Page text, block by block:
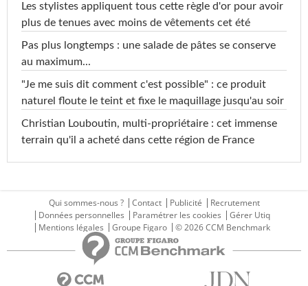
Les stylistes appliquent tous cette règle d'or pour avoir
plus de tenues avec moins de vêtements cet été
Pas plus longtemps : une salade de pâtes se conserve
au maximum...
"Je me suis dit comment c'est possible" : ce produit
naturel floute le teint et fixe le maquillage jusqu'au soir
Christian Louboutin, multi-propriétaire : cet immense
terrain qu'il a acheté dans cette région de France
Qui sommes-nous ? Contact Publicité
Recrutement
Données personnelles
Paramétrer les cookies
Gérer Utiq
Mentions légales
Groupe Figaro © 2026 CCM Benchmark